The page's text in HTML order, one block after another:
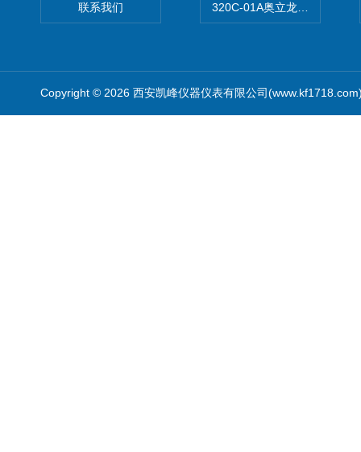
联系我们 320C-01A奥立龙实验室便携
Copyright © 2026 西安凯峰仪器仪表有限公司